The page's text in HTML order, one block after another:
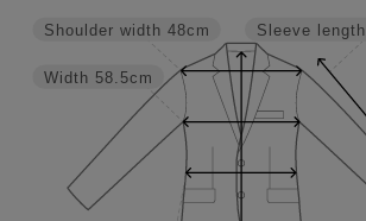
Sleeve length
Width 58.5cm
Shoulder width 48cm